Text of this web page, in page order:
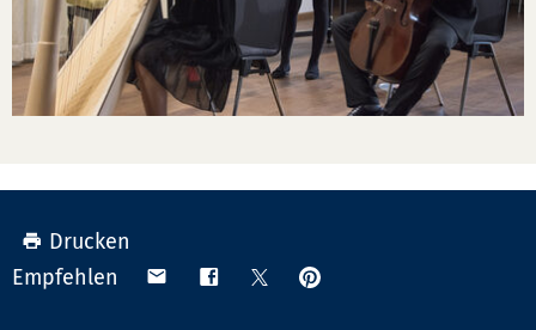
Drucken
Empfehlen
Teilen Teilen TeilenAnpinnen
auf